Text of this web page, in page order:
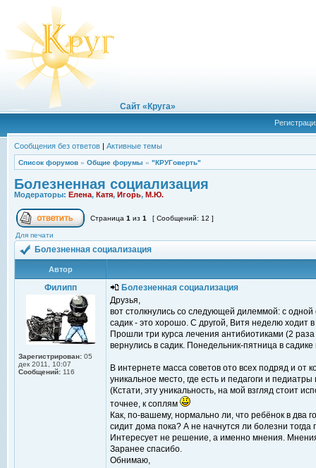
Сайт «Круга»
Сообщения без ответов | Активные темы
Список форумов » Общие форумы » "КРУГоверть"
Болезненная социализация
Модераторы: Елена, Катя, Игорь, М.Ю.
Страница 1 из 1 [ Сообщений: 12 ]
Для печати
Болезненная социализация
Автор
Филипп
Зарегистрирован: 05
дек 2011, 10:07
Сообщений: 116
Болезненная социализация
Друзья,
вот столкнулись со следующей дилеммой: с
садик - это хорошо. С другой, Витя неделю ходит
Прошли три курса лечения антибиотиками (2
вернулись в садик. Понедельник-пятница в
В интернете масса советов ото всех подряд и от
уникальное место, где есть и педагоги и
(Кстати, эту уникальность, на мой взгляд стоит
точнее, к соплям
Как, по-вашему, нормально ли, что ребёнок в два
сидит дома пока? А не начнутся ли болезни тогда
Интересует не решение, а именно мнения. Мнения
Заранее спасибо.
Обнимаю,